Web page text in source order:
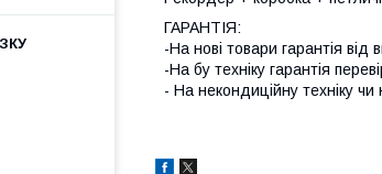
ГАРАНТІЯ:
-На нові товари гарантія від
-На бу техніку гарантія
- На некондиційну техніку